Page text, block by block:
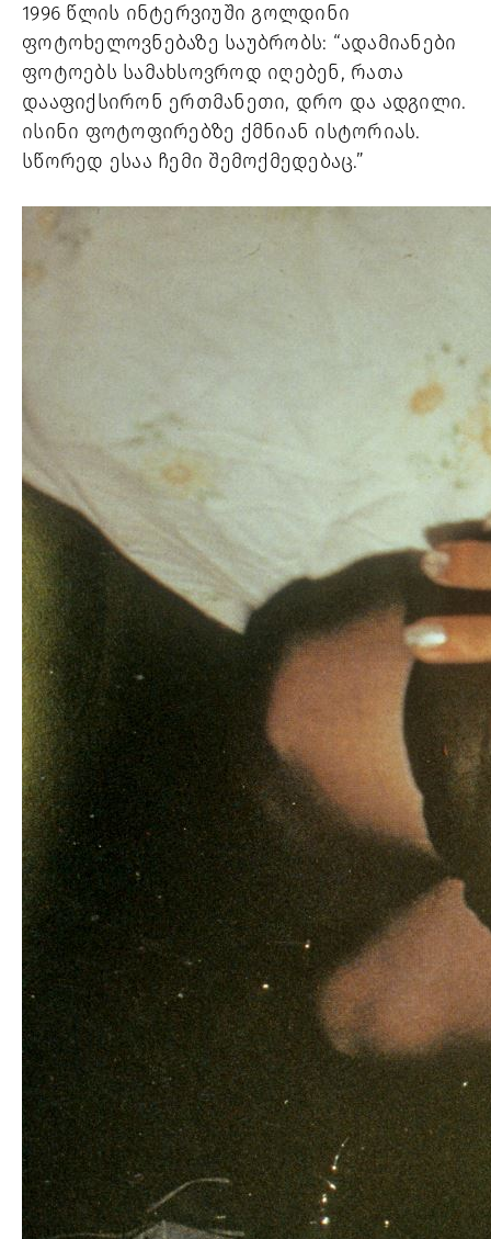
1996 წლის ინტერვიუში გოლდინი
ფოტოხელოვნებაზე საუბრობს: “ადამიანები
ფოტოებს სამახსოვროდ იღებენ, რათა
დააფიქსირონ ერთმანეთი, დრო და ადგილი.
ისინი ფოტოფირებზე ქმნიან ისტორიას.
სწორედ ესაა ჩემი შემოქმედებაც.”